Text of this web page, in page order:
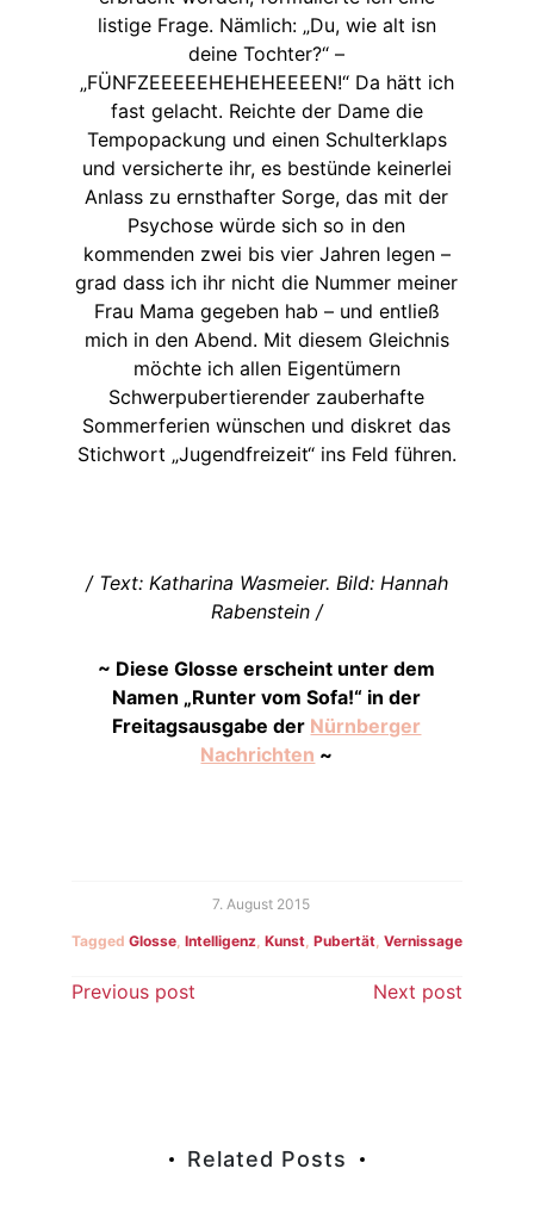
listige Frage. Nämlich: „Du, wie alt isn
deine Tochter?“ –
„FÜNFZEEEEEHEHEHEEEEN!“ Da hätt ich
fast gelacht. Reichte der Dame die
Tempopackung und einen Schulterklaps
und versicherte ihr, es bestünde keinerlei
Anlass zu ernsthafter Sorge, das mit der
Psychose würde sich so in den
kommenden zwei bis vier Jahren legen –
grad dass ich ihr nicht die Nummer meiner
Frau Mama gegeben hab – und entließ
mich in den Abend. Mit diesem Gleichnis
möchte ich allen Eigentümern
Schwerpubertierender zauberhafte
Sommerferien wünschen und diskret das
Stichwort „Jugendfreizeit“ ins Feld führen.
/ Text: Katharina Wasmeier. Bild: Hannah
Rabenstein /
~ Diese Glosse erscheint unter dem
Namen „Runter vom Sofa!“ in der
Freitagsausgabe der Nürnberger
Nachrichten ~
7. August 2015
Tagged Glosse, Intelligenz, Kunst, Pubertät, Vernissage
Beitragsnavigation
Previous post Next post
Related Posts